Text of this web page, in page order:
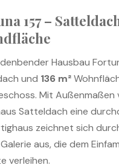
157 –
Hausbau
und 136 m²
Mit Außenmaßen
Satteldach eine
zeichnet sich
aus, die dem
verleihen.